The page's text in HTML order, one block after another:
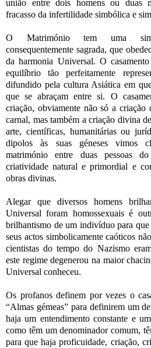
união entre dois homens ou duas
fracasso da infertilidade simbólica e
O Matrimónio tem uma
consequentemente sagrada, que
da harmonia Universal. O
equilíbrio tão perfeitamente
difundido pela cultura Asiática em
que se abraçam entre si. O
criação, obviamente não só a criação
carnal, mas também a criação divina
arte, científicas, humanitárias ou
dipolos às suas géneses vimos
matrimónio entre duas pessoas
criatividade natural e primordial e
obras divinas.
Alegar que diversos homens
Universal foram homossexuais é
brilhantismo de um indivíduo para
seus actos simbolicamente caóticos
cientistas do tempo do Nazismo
este regime degenerou na maior
Universal conheceu.
Os profanos definem por vezes o
“Almas gémeas” para definirem um
haja um entendimento constante e
como têm um denominador comum,
para que haja proficuidade, criação,